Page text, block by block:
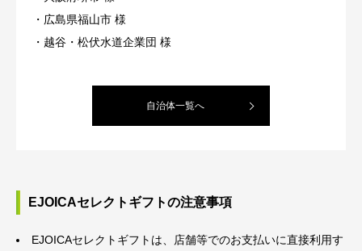
広島県福山市 様
越谷・松伏水道企業団 様
自治体一覧へ
EJOICAセレクトギフトの注意事項
EJOICAセレクトギフトは、店舗等でのお支払いに直接利用す